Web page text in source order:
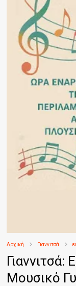
Αρχική Γιαννιτσά
Μουσικό